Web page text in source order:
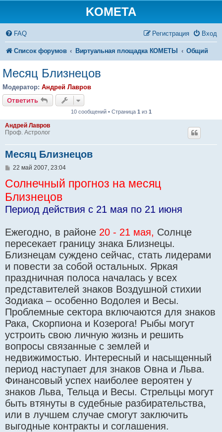
KOMETA
FAQ Вход
Регистрация
Список форумов Виртуальная площадка КОМЕТЫ Общий
Месяц Близнецов
Модератор: Андрей Лавров
Ответить
10 сообщений • Страница 1 из 1
Андрей Лавров
Проф. Астролог
Месяц Близнецов
С
о
б
щ
е
н
22 май 2007, 23:04
Солнечный прогноз на месяц
Близнецов
Период действия с 21 мая по 21 июня
Ежегодно, в районе 20 - 21 мая, Солнце
пересекает границу знака Близнецы.
Близнецам суждено сейчас, стать лидерами
и повести за собой остальных. Яркая
праздничная полоса началась у всех
представителей знаков Воздушной стихии
Зодиака – особенно Водолея и Весы.
Проблемные сектора включаются для знаков
Рака, Скорпиона и Козерога! Рыбы могут
устроить свою личную жизнь и решить
вопросы связанные с землей и
недвижимостью. Интересный и насыщенный
период наступает для знаков Овна и Льва.
Финансовый успех наиболее вероятен у
знаков Льва, Тельца и Весы. Стрельцы могут
быть втянуты в судебные разбирательства,
или в лучшем случае смогут заключить
выгодные контракты и соглашения.